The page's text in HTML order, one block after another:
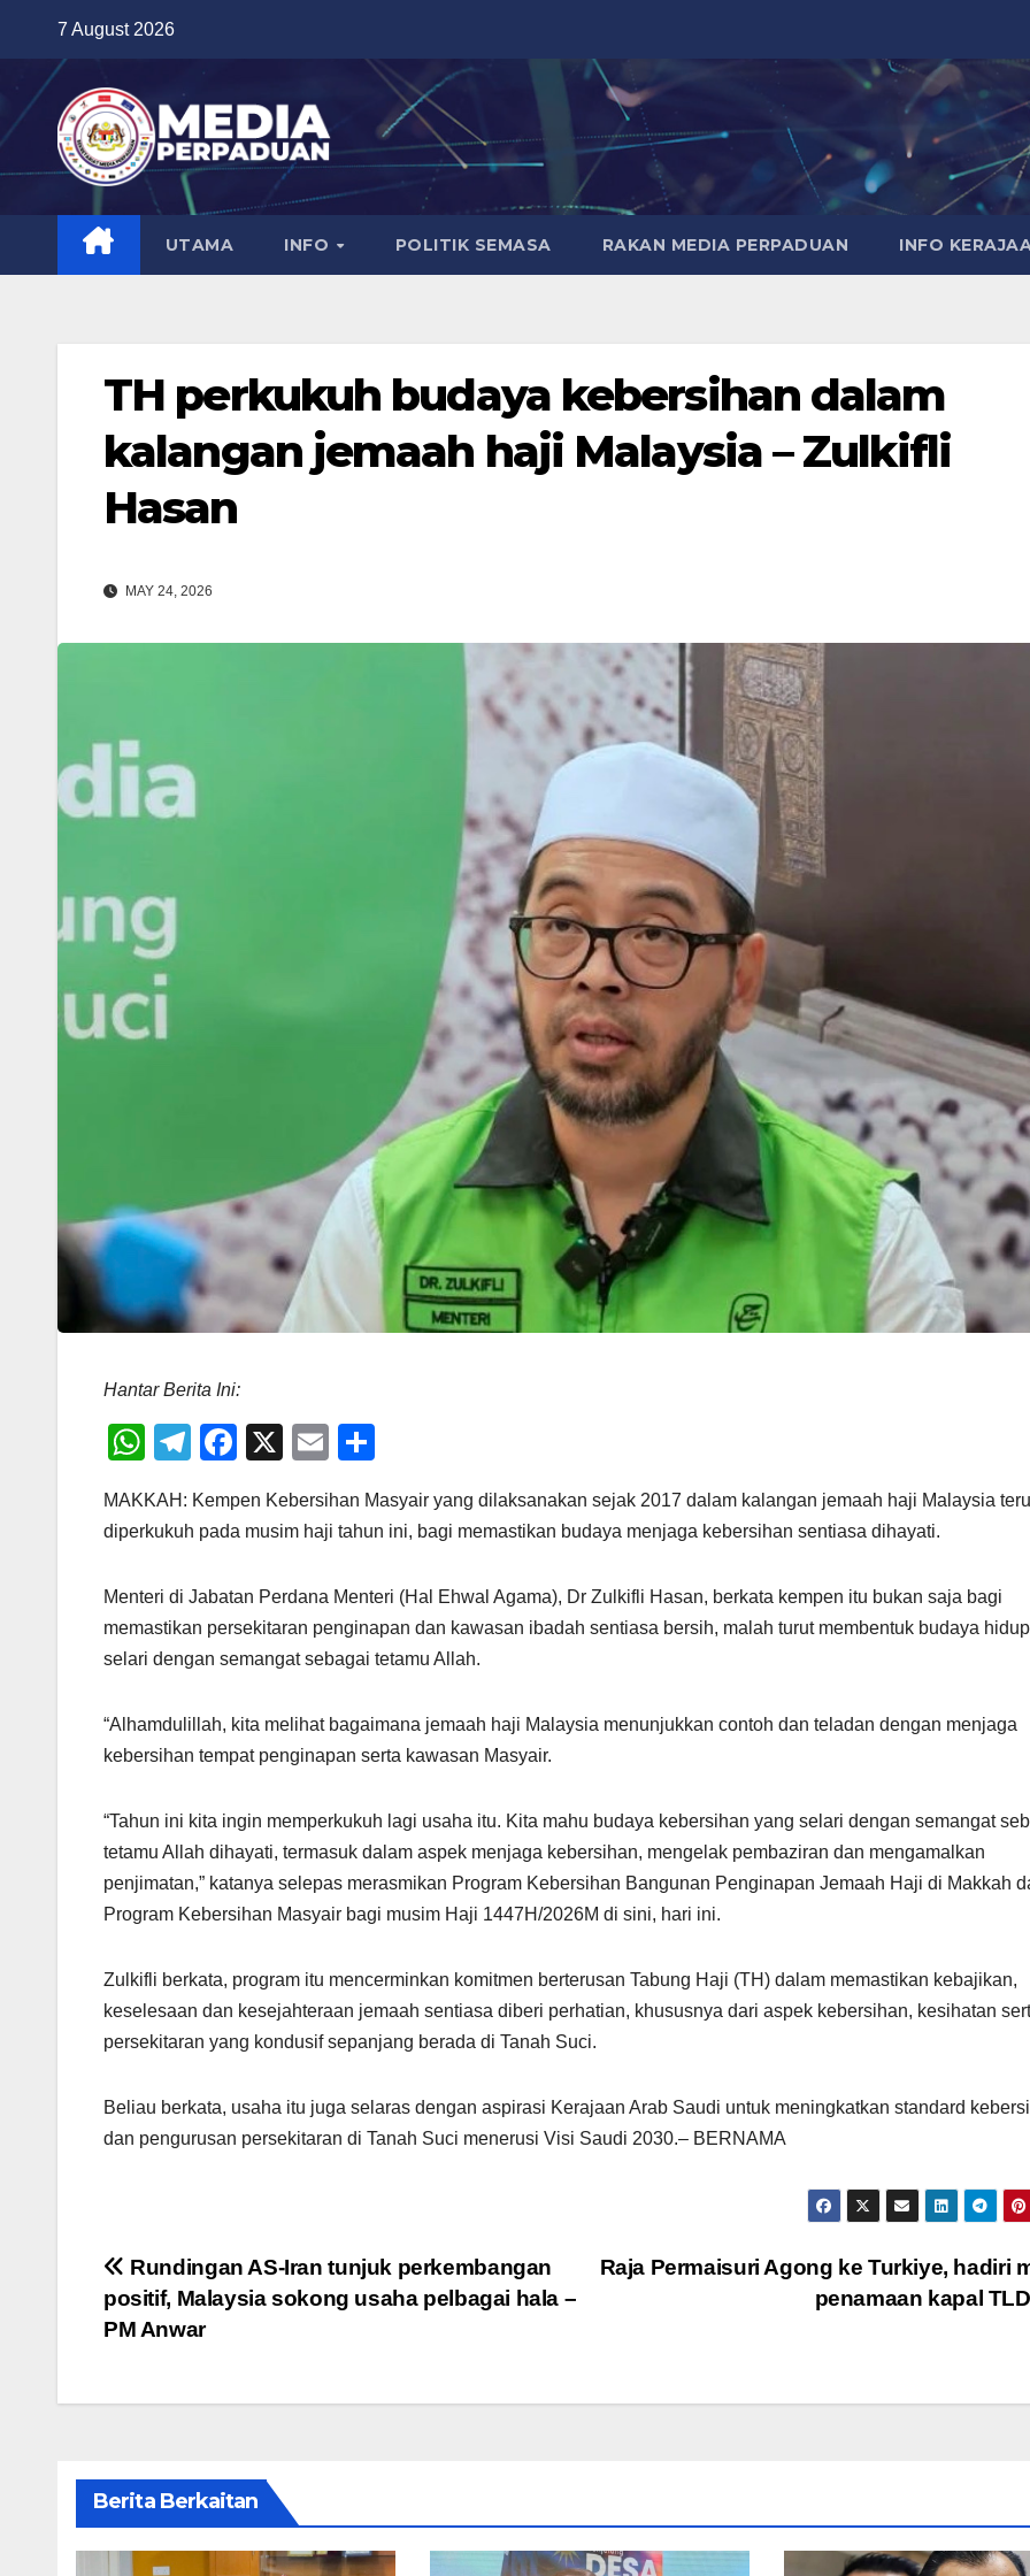
content
7 August 2026
UTAMA INFO POLITIK SEMASA RAKAN MEDIA PERPADUAN INFO
TH perkukuh budaya kebersihan dalam
kalangan jemaah haji Malaysia – Zulkifli
Hasan
MAY 24, 2026
Hantar Berita Ini:
W
at
A
p
p
T
e
gr
a
m
F
c
b
o
o
X
E
ail ar
MAKKAH: Kempen Kebersihan Masyair yang dilaksanakan sejak 2017 dalam kalangan jemaah haji Malaysia
diperkukuh pada musim haji tahun ini, bagi memastikan budaya menjaga kebersihan sentiasa dihayati.
Menteri di Jabatan Perdana Menteri (Hal Ehwal Agama), Dr Zulkifli Hasan, berkata kempen itu bukan saja bagi
memastikan persekitaran penginapan dan kawasan ibadah sentiasa bersih, malah turut membentuk budaya
selari dengan semangat sebagai tetamu Allah.
“Alhamdulillah, kita melihat bagaimana jemaah haji Malaysia menunjukkan contoh dan teladan dengan menjaga
kebersihan tempat penginapan serta kawasan Masyair.
“Tahun ini kita ingin memperkukuh lagi usaha itu. Kita mahu budaya kebersihan yang selari dengan semangat
tetamu Allah dihayati, termasuk dalam aspek menjaga kebersihan, mengelak pembaziran dan mengamalkan
penjimatan,” katanya selepas merasmikan Program Kebersihan Bangunan Penginapan Jemaah Haji di Makkah
Program Kebersihan Masyair bagi musim Haji 1447H/2026M di sini, hari ini.
Zulkifli berkata, program itu mencerminkan komitmen berterusan Tabung Haji (TH) dalam memastikan kebajikan,
keselesaan dan kesejahteraan jemaah sentiasa diberi perhatian, khususnya dari aspek kebersihan, kesihatan
persekitaran yang kondusif sepanjang berada di Tanah Suci.
Beliau berkata, usaha itu juga selaras dengan aspirasi Kerajaan Arab Saudi untuk meningkatkan standard
dan pengurusan persekitaran di Tanah Suci menerusi Visi Saudi 2030.– BERNAMA
Post
navigation
Raja Permaisuri Agong ke Turkiye, hadiri
penamaan kapal
Rundingan AS-Iran tunjuk perkembangan
positif, Malaysia sokong usaha pelbagai hala –
PM Anwar
Berita Berkaitan